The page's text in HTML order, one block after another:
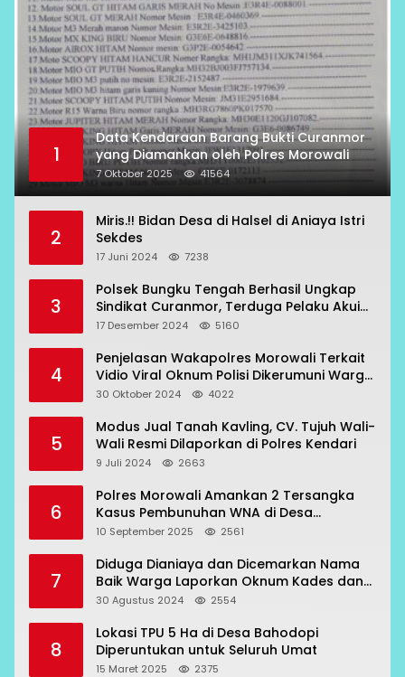
1
Data Kendaraan Barang Bukti Curanmor
yang Diamankan oleh Polres Morowali
7 Oktober 2025 41564
2
Miris.!! Bidan Desa di Halsel di Aniaya Istri
Sekdes
17 Juni 2024 7238
3
Polsek Bungku Tengah Berhasil Ungkap
Sindikat Curanmor, Terduga Pelaku Akui
Beraksi di 7 Lokasi
17 Desember 2024 5160
4
Penjelasan Wakapolres Morowali Terkait
Vidio Viral Oknum Polisi Dikerumuni Warga
Bahodopi
30 Oktober 2024 4022
5
Modus Jual Tanah Kavling, CV. Tujuh Wali-
Wali Resmi Dilaporkan di Polres Kendari
9 Juli 2024 2663
6
Polres Morowali Amankan 2 Tersangka
Kasus Pembunuhan WNA di Desa
Topogaro
10 September 2025 2561
7
Diduga Dianiaya dan Dicemarkan Nama
Baik Warga Laporkan Oknum Kades dan
Oknum Polisi
30 Agustus 2024 2554
8
Lokasi TPU 5 Ha di Desa Bahodopi
Diperuntukan untuk Seluruh Umat
15 Maret 2025 2375